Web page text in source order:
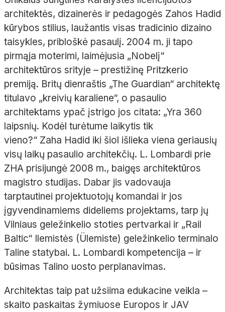
architektės, dizainerės ir pedagogės Zahos Hadid
kūrybos stilius, laužantis visas tradicinio dizaino
taisykles, pribloškė pasaulį. 2004 m. ji tapo
pirmąja moterimi, laimėjusia „Nobelį“
architektūros srityje – prestižinę Pritzkerio
premiją. Britų dienraštis „The Guardian“ architektę
titulavo „kreivių karaliene“, o pasaulio
architektams ypač įstrigo jos citata: „Yra 360
laipsnių. Kodėl turėtume laikytis tik
vieno?“ Zaha Hadid iki šiol išlieka viena geriausių
visų laikų pasaulio architekčių. L. Lombardi prie
ZHA prisijungė 2008 m., baigęs architektūros
magistro studijas. Dabar jis vadovauja
tarptautinei projektuotojų komandai ir jos
įgyvendinamiems dideliems projektams, tarp jų
Vilniaus geležinkelio stoties pertvarkai ir „Rail
Baltic“ Ilemistės (Ülemiste) geležinkelio terminalo
Taline statybai. L. Lombardi kompetencija – ir
būsimas Talino uosto perplanavimas.
Architektas taip pat užsiima edukacine veikla –
skaito paskaitas žymiuose Europos ir JAV